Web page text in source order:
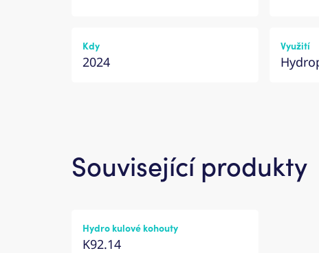
Kdy
2024
Využití
Související produkty
Hydro kulové kohouty
K92.14